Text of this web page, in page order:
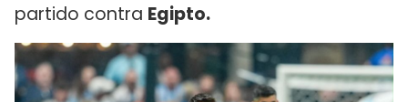
partido contra Egipto.